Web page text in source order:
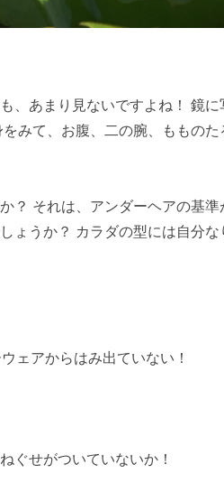
、あまり見ないですよね！ 鏡に
みて、お腹、二の腕、もものた
？ それは、アンダーヘアの基準
ょうか？ カラダの型には自分な
ェアからはみ出ていない！
ぐせがついていないか！